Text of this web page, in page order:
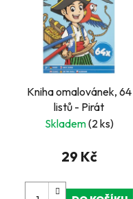
Kniha omalovánek, 64
listů - Pirát
Skladem(2 ks)
29 Kč